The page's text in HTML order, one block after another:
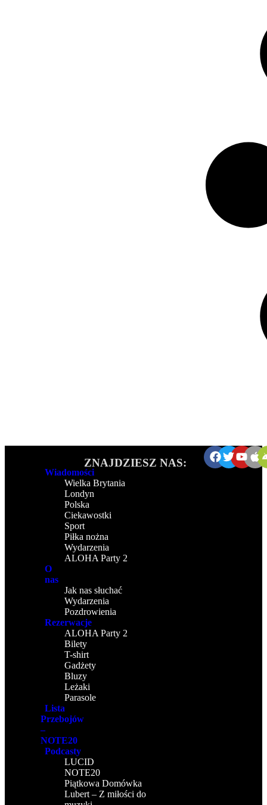
Wiadomości
Wielka Brytania
Londyn
Polska
Ciekawostki
Sport
Piłka nożna
Wydarzenia
ALOHA Party 2
O
nas
Jak nas słuchać
Wydarzenia
Pozdrowienia
Rezerwacje
ALOHA Party 2
Bilety
T-shirt
Gadżety
Bluzy
Leżaki
Parasole
Lista
Przebojów
–
NOTE20
Podcasty
LUCID
NOTE20
Piątkowa Domówka
Lubert – Z miłości do
ZNAJDZIESZ NAS: